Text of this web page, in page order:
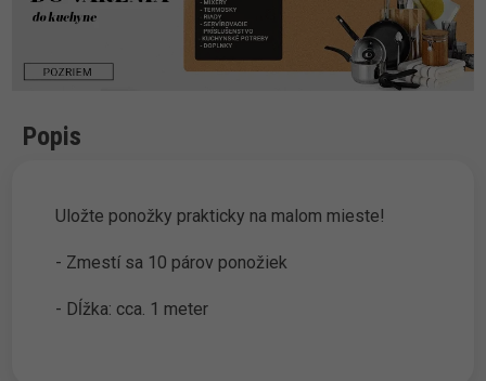
Popis
Uložte ponožky prakticky na malom mieste!
- Zmestí sa 10 párov ponožiek
- Dĺžka: cca. 1 meter